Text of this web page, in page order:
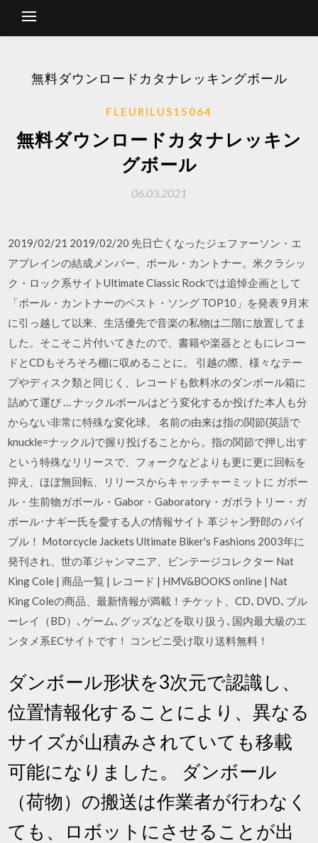
無料ダウンロードカタナレッキングボール
FLEURILUS15064
無料ダウンロードカタナレッキン
グボール
06.03.2021
2019/02/21 2019/02/20 先日亡くなったジェファーソン・エ
アプレインの結成メンバー、ポール・カントナー。米クラシッ
ク・ロック系サイトUltimate Classic Rockでは追悼企画として
「ポール・カントナーのベスト・ソング TOP10」を発表 9月末
に引っ越して以来、生活優先で音楽の私物は二階に放置してま
した。そこそこ片付いてきたので、書籍や楽器とともにレコー
ドとCDもそろそろ棚に収めることに。 引越の際、様々なテー
プやディスク類と同じく、レコードも飲料水のダンボール箱に
詰めて運び … ナックルボールはどう変化するか投げた本人も分
からない非常に特殊な変化球。 名前の由来は指の関節(英語で
knuckle=ナックル)で握り投げることから。指の関節で押し出す
という特殊なリリースで、フォークなどよりも更に更に回転を
抑え、ほぼ無回転、リリースからキャッチャーミットに ガボー
ル・生前物ガボール・Gabor・Gaboratory・ガボラトリー・ガ
ボール･ナギー氏を愛する人の情報サイト 革ジャン野郎の バイ
ブル！ Motorcycle Jackets Ultimate Biker's Fashions 2003年に
発刊され、世の革ジャンマニア、ビンテージコレクター Nat
King Cole | 商品一覧 | レコード | HMV&BOOKS online | Nat
King Coleの商品、最新情報が満載！チケット、CD､DVD､ブル
ーレイ（BD）､ゲーム､グッズなどを取り扱う､国内最大級のエ
ンタメ系ECサイトです！ コンビニ受け取り送料無料！
ダンボール形状を3次元で認識し、
位置情報化することにより、異なる
サイズが山積みされていても移載
可能になりました。 ダンボール
（荷物）の搬送は作業者が行わなく
ても、ロボットにさせることが出